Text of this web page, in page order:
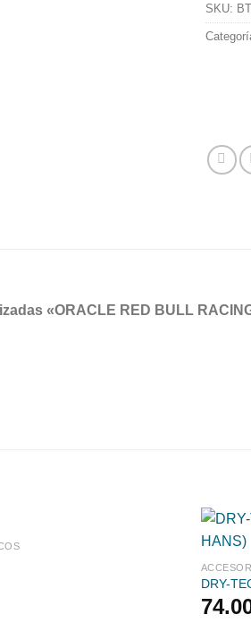
SKU:
«ORACLE RED BULL
DRY-